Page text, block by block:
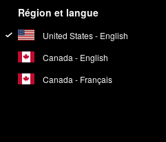
Région et langue
United States - English
Canada - English
Canada - Français